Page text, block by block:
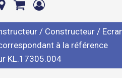
/ Constructeur /
à la référence
KL.17305.004